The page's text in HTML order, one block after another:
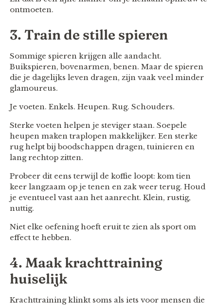
ontmoeten.
3. Train de stille spieren
Sommige spieren krijgen alle aandacht.
Buikspieren, bovenarmen, benen. Maar de spieren
die je dagelijks leven dragen, zijn vaak veel minder
glamoureus.
Je voeten. Enkels. Heupen. Rug. Schouders.
Sterke voeten helpen je steviger staan. Soepele
heupen maken traplopen makkelijker. Een sterke
rug helpt bij boodschappen dragen, tuinieren en
lang rechtop zitten.
Probeer dit eens terwijl de koffie loopt: kom tien
keer langzaam op je tenen en zak weer terug. Houd
je eventueel vast aan het aanrecht. Klein, rustig,
nuttig.
Niet elke oefening hoeft eruit te zien als sport om
effect te hebben.
4. Maak krachttraining
huiselijk
Krachttraining klinkt soms als iets voor mensen die